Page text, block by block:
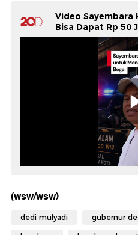
Video Sayembara
Bisa Dapat Rp 50
(wsw/wsw)
dedi mulyadi gubernur